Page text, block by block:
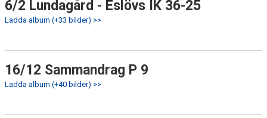
6/2 Lundagård - Eslövs IK 36-25
Ladda album (+33 bilder) >>
16/12 Sammandrag P 9
Ladda album (+40 bilder) >>